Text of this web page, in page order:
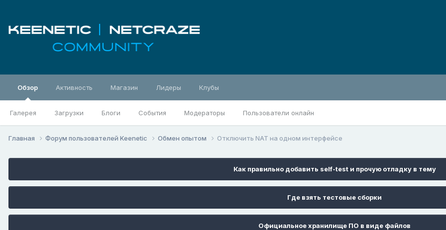
Обзор
Галерея Загрузки Блоги События Модераторы Пользователи онлайн
Активность Магазин Лидеры Клубы
Главная Форум пользователей Keenetic Обмен опытом Отключить NAT на одном интерфейсе
Как правильно добавить self-test и прочую отладку в тему
Где взять тестовые сборки
Официальное хранилище ПО в виде файлов